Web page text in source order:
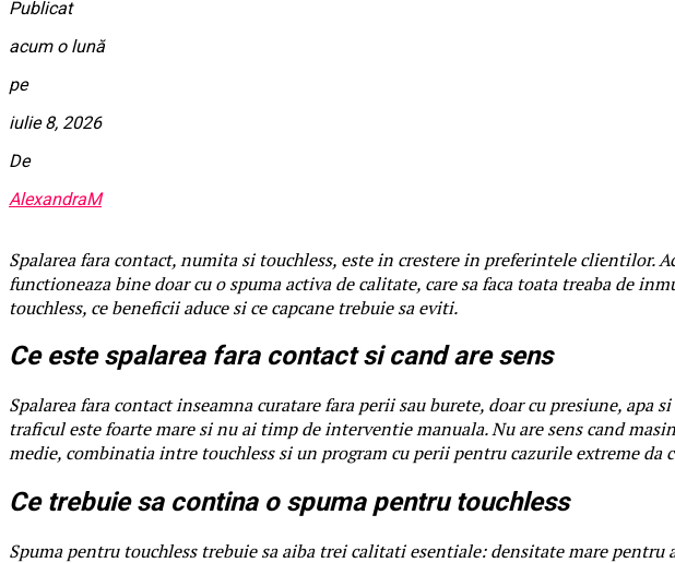
Publicat
acum o lună
pe
iulie 8, 2026
De
AlexandraM
Spalarea fara contact, numita si touchless, este in crestere in preferintele clientilor.
functioneaza bine doar cu o spuma activa de calitate, care sa faca toata treaba de
touchless, ce beneficii aduce si ce capcane trebuie sa eviti.
Ce este spalarea fara contact si cand are sens
Spalarea fara contact inseamna curatare fara perii sau burete, doar cu presiune,
traficul este foarte mare si nu ai timp de interventie manuala. Nu are sens cand
medie, combinatia intre touchless si un program cu perii pentru cazurile extreme
Ce trebuie sa contina o spuma pentru touchless
Spuma pentru touchless trebuie sa aiba trei calitati esentiale: densitate mare